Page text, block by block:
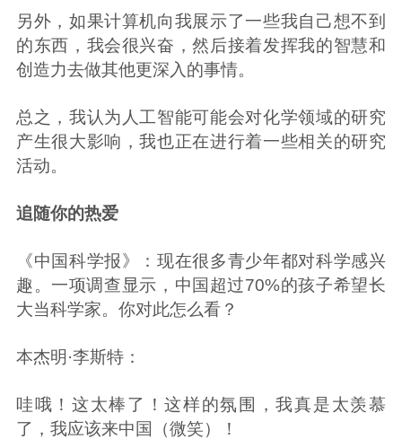
另外，如果计算机向我展示了一些我自己想不到
的东西，我会很兴奋，然后接着发挥我的智慧和
创造力去做其他更深入的事情。
总之，我认为人工智能可能会对化学领域的研究
产生很大影响，我也正在进行着一些相关的研究
活动。
追随你的热爱
《中国科学报》：现在很多青少年都对科学感兴
趣。一项调查显示，中国超过70%的孩子希望长
大当科学家。你对此怎么看？
本杰明·李斯特：
哇哦！这太棒了！这样的氛围，我真是太羡慕
了，我应该来中国（微笑）！